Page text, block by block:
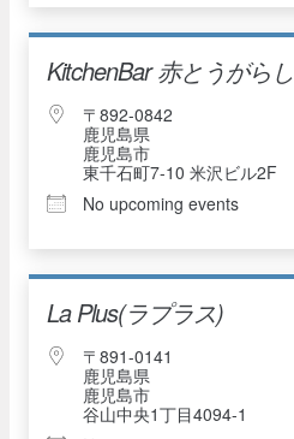
KitchenBar 赤とうがらし
〒892-0842
鹿児島県
鹿児島市
東千石町7-10 米沢ビル2F
No upcoming events
La Plus(ラプラス)
〒891-0141
鹿児島県
鹿児島市
谷山中央1丁目4094-1